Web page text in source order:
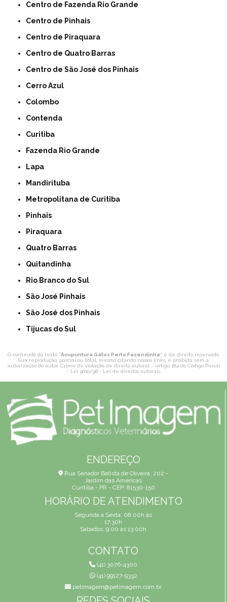
Centro de Fazenda Rio Grande
Centro de Pinhais
Centro de Piraquara
Centro de Quatro Barras
Centro de São José dos Pinhais
Cerro Azul
Colombo
Contenda
Curitiba
Fazenda Rio Grande
Lapa
Mandirituba
Metropolitana de Curitiba
Pinhais
Piraquara
Quatro Barras
Quitandinha
Rio Branco do Sul
São José Pinhais
São José dos Pinhais
Tijucas do Sul
O conteúdo do texto "Acupuntura Gatos Perto Fazendinha" é de direito reservado.
Sua reprodução, parcial ou total, mesmo citando nossos links, é proibida sem a
autorização do autor. Crime de violação de direito autoral – artigo 184 do Código Penal
– Lei 9610/98 - Lei de direitos autorais
ENDEREÇO
Rua Senador Batista de Oliveira, 202 -
Jardim das Américas
Curitiba - PR - CEP: 81530-150
HORÁRIO DE ATENDIMENTO
Segunda a Sexta: 08:00h às
17:30h
Sábados: 9:00 às 13:00h
CONTATO
(41) 3076-4300
(41) 99127-9332
petimagem@petimagem.com.br